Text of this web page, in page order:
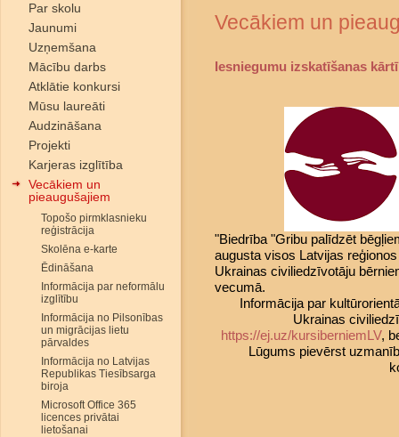
Par skolu
Jaunumi
Uzņemšana
Mācību darbs
Atklātie konkursi
Mūsu laureāti
Audzināšana
Projekti
Karjeras izglītība
Vecākiem un
pieaugušajiem
Topošo pirmklasnieku
reģistrācija
Skolēna e-karte
Ēdināšana
Informācija par neformālu
izglītību
Informācija no Pilsonības
un migrācijas lietu
pārvaldes
Informācija no Latvijas
Republikas Tiesībsarga
biroja
Microsoft Office 365
licences privātai
lietošanai
Vecākiem un
Iesniegumu izskatīšanas
"Biedrība "Gribu palīdzēt
augusta visos Latvijas
Ukrainas civiliedzīvotāju
vecumā.
Informācija par
Ukrainas
https://ej.uz/kursiberniemLV,
Lūgums pievērst